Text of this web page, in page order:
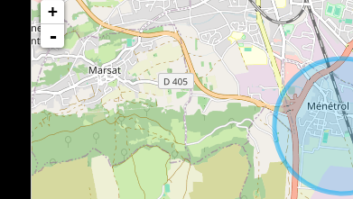
+
-